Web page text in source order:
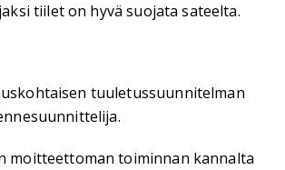
tiilet on hyvä suojata sateelta.
tuuletussuunnitelman
moitteettoman toiminnan kannalta